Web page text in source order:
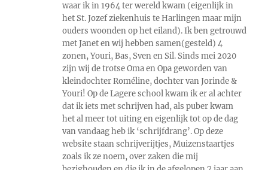
waar ik in 1964 ter wereld kwam (eigenlijk in
het St. Jozef ziekenhuis te Harlingen maar mijn
ouders woonden op het eiland). Ik ben getrouwd
met Janet en wij hebben samen(gesteld) 4
zonen, Youri, Bas, Sven en Sil. Sinds mei 2020
zijn wij de trotse Oma en Opa geworden van
kleindochter Roméline, dochter van Jorinde &
Youri! Op de Lagere school kwam ik er al achter
dat ik iets met schrijven had, als puber kwam
het al meer tot uiting en eigenlijk tot op de dag
van vandaag heb ik ‘schrijfdrang’. Op deze
website staan schrijverijtjes, Muizenstaartjes
zoals ik ze noem, over zaken die mij